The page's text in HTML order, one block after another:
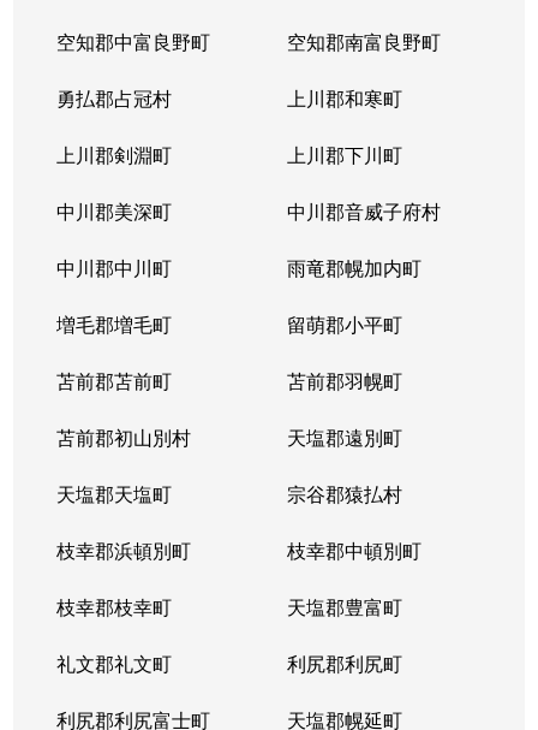
空知郡中富良野町 空知郡南富良野町
勇払郡占冠村 上川郡和寒町
上川郡剣淵町 上川郡下川町
中川郡美深町 中川郡音威子府村
中川郡中川町 雨竜郡幌加内町
増毛郡増毛町 留萌郡小平町
苫前郡苫前町 苫前郡羽幌町
苫前郡初山別村 天塩郡遠別町
天塩郡天塩町 宗谷郡猿払村
枝幸郡浜頓別町 枝幸郡中頓別町
枝幸郡枝幸町 天塩郡豊富町
礼文郡礼文町 利尻郡利尻町
利尻郡利尻富士町 天塩郡幌延町